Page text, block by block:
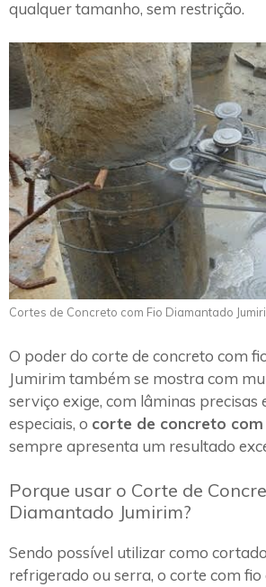
qualquer tamanho, sem restrição.
Cortes de Concreto com Fio Diamantado
O poder do corte de concreto com
Jumirim também se mostra com
serviço exige, com lâminas precisas
especiais, o corte de concreto
sempre apresenta um resultado
Porque usar o Corte de
Diamantado Jumirim?
Sendo possível utilizar como
refrigerado ou serra, o corte com